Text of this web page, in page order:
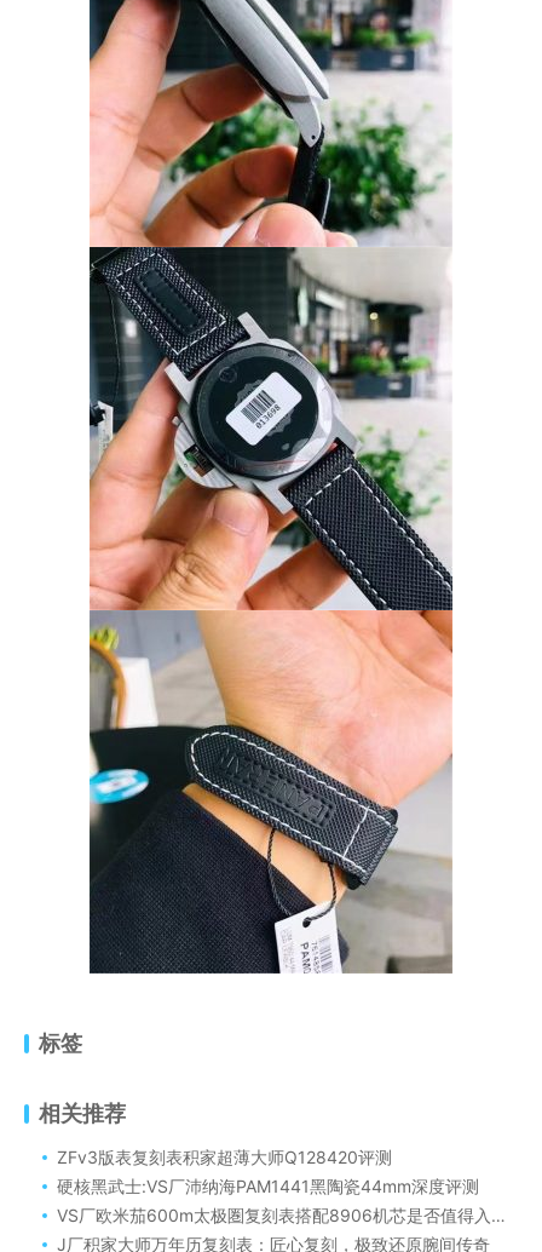
标签
相关推荐
ZFv3版表复刻表积家超薄大师Q128420评测
硬核黑武士:VS厂沛纳海PAM1441黑陶瓷44mm深度评测
VS厂欧米茄600m太极圏复刻表搭配8906机芯是否值得入手？
J厂积家大师万年历复刻表：匠心复刻，极致还原腕间传奇